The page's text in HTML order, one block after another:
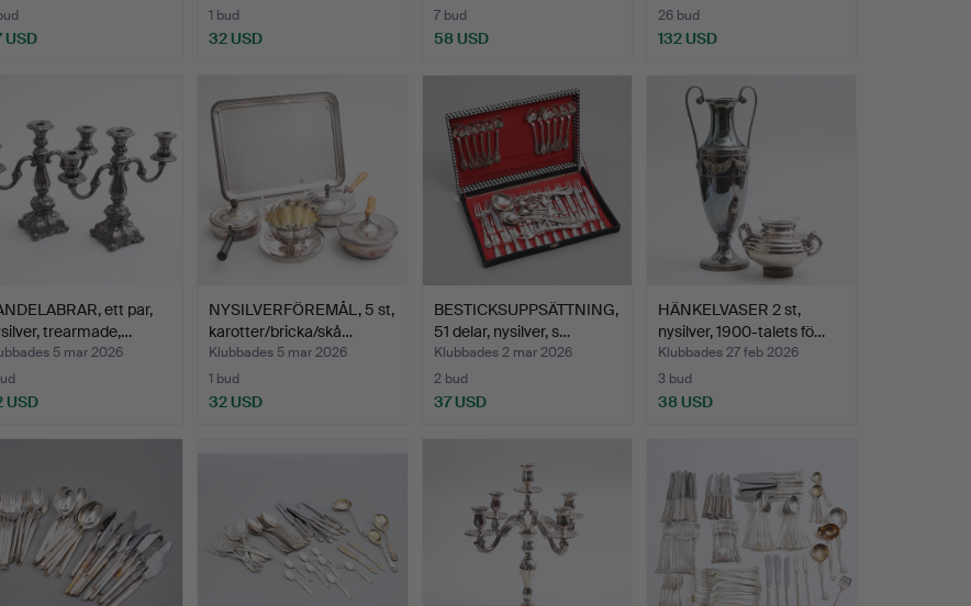
USD
1 bud
32 USD
7 bud
58 USD
26 bud
132 USD
ett par,
trearmade,…
5 mar 2026
USD
NYSILVERFÖREMÅL, 5 st,
karotter/bricka/skå…
Klubbades 5 mar 2026
1 bud
32 USD
BESTICKSUPPSÄTTNING,
51 delar, nysilver, s…
Klubbades 2 mar 2026
2 bud
37 USD
HÄNKELVASER 2 st,
nysilver, 1900-talets fö…
Klubbades 27 feb 2026
3 bud
38 USD